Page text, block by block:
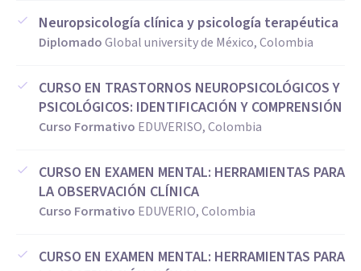
Neuropsicología clínica y psicología terapéutica
DiplomadoGlobal university de México, Colombia
CURSO EN TRASTORNOS NEUROPSICOLÓGICOS Y
PSICOLÓGICOS: IDENTIFICACIÓN Y COMPRENSIÓN
Curso Formativo EDUVERISO, Colombia
CURSO EN EXAMEN MENTAL: HERRAMIENTAS PARA
LA OBSERVACIÓN CLÍNICA
Curso Formativo EDUVERIO, Colombia
CURSO EN EXAMEN MENTAL: HERRAMIENTAS PARA